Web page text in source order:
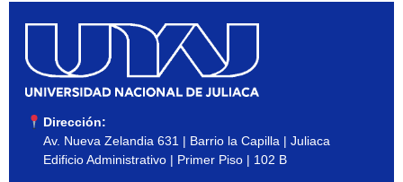
Dirección:
Av. Nueva Zelandia 631 | Barrio la Capilla | Juliaca
Edificio Administrativo | Primer Piso | 102 B